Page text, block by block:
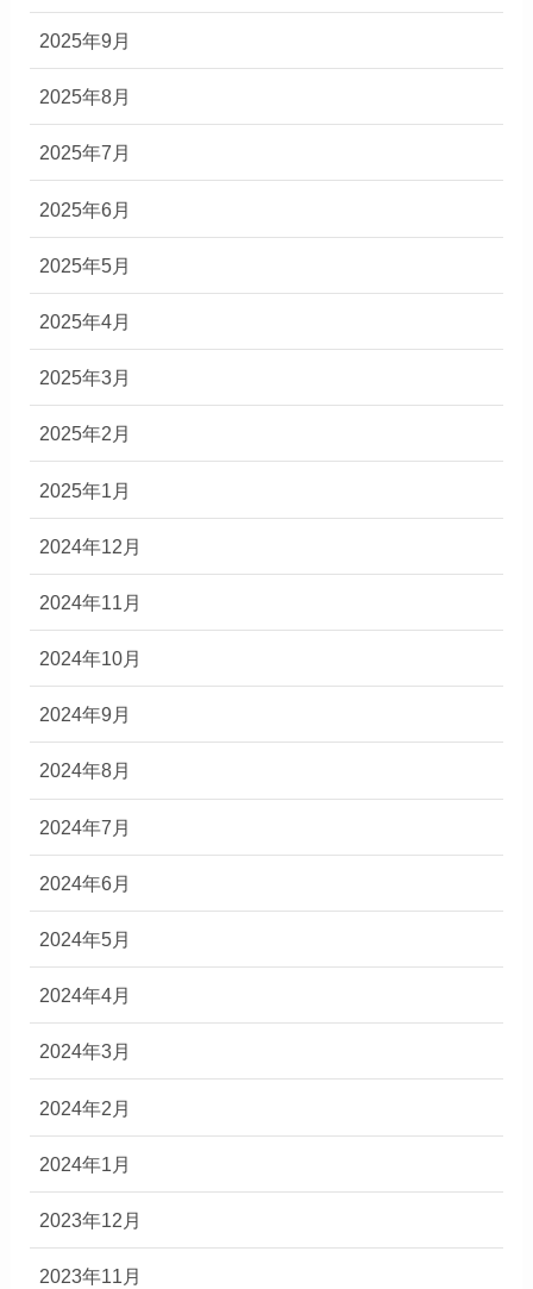
2025年9月
2025年8月
2025年7月
2025年6月
2025年5月
2025年4月
2025年3月
2025年2月
2025年1月
2024年12月
2024年11月
2024年10月
2024年9月
2024年8月
2024年7月
2024年6月
2024年5月
2024年4月
2024年3月
2024年2月
2024年1月
2023年12月
2023年11月